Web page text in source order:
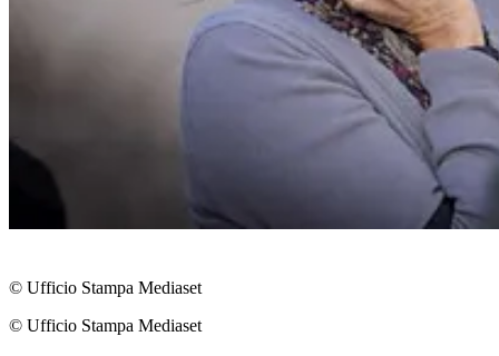
© Ufficio Stampa Mediaset
© Ufficio Stampa Mediaset